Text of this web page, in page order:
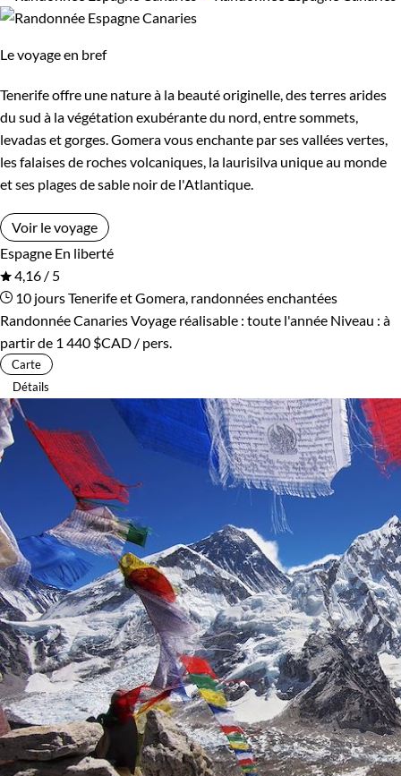
Le voyage en bref
Tenerife offre une nature à la beauté originelle, des terres arides
du sud à la végétation exubérante du nord, entre sommets,
levadas et gorges. Gomera vous enchante par ses vallées vertes,
les falaises de roches volcaniques, la laurisilva unique au monde
et ses plages de sable noir de l'Atlantique.
Voir le voyage
Espagne En liberté
4,16 / 5
10 joursTenerife et Gomera, randonnées enchantées
Randonnée CanariesVoyage réalisable : toute l'année Niveau : à
partir de 1 440 $CAD / pers.
Carte
Détails